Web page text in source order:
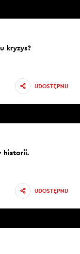
kryzys?
UDOSTĘPNIJ
historii.
UDOSTĘPNIJ